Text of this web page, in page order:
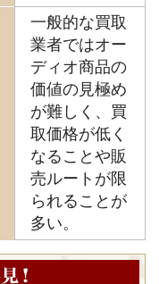
一般的な買取
業者ではオー
ディオ商品の
価値の見極め
が難しく、買
取価格が低く
なることや販
売ルートが限
られることが
多い。